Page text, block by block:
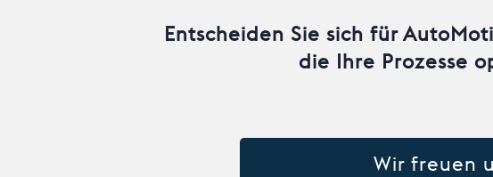
Entscheiden Sie sich für
die Ihre Prozesse
Wir freuen